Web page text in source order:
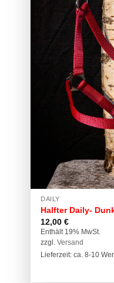
DAILY
Halfter Daily-
12,00€
Enthält 19% MwSt.
zzgl.Versand
Lieferzeit: ca. 8-10